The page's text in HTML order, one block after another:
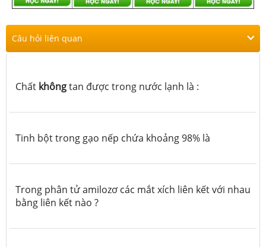
Câu hỏi liên quan
Chất khôngtan được trong nước lạnh là :
Tinh bột trong gạo nếp chứa khoảng 98% là
Trong phân tử amilozơ các mắt xích liên kết với nhau
bằng liên kết nào ?